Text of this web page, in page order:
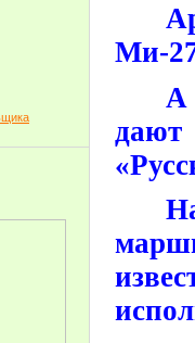
Ми-
А